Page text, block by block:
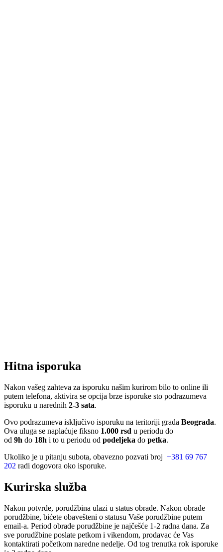
Hitna isporuka
Nakon vašeg zahteva za isporuku našim kurirom bilo to online ili
putem telefona, aktivira se opcija brze isporuke sto podrazumeva
isporuku u narednih 2-3 sata.
Ovo podrazumeva isključivo isporuku na teritoriji grada Beograda.
Ova uluga se naplaćuje fiksno 1.000 rsd u periodu do
od 9h do 18h i to u periodu od podeljeka do petka.
Ukoliko je u pitanju subota, obavezno pozvati broj +381 69 767
202 radi dogovora oko isporuke.
Kurirska služba
Nakon potvrde, porudžbina ulazi u status obrade. Nakon obrade
porudžbine, bićete obavešteni o statusu Vaše porudžbine putem
email-a. Period obrade porudžbine je najčešće 1-2 radna dana. Za
sve porudžbine poslate petkom i vikendom, prodavac će Vas
kontaktirati početkom naredne nedelje. Od tog trenutka rok isporuke